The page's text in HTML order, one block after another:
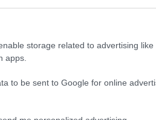
storage related to advertising like
apps.
to be sent to Google for online
της απονομής μέσα σε